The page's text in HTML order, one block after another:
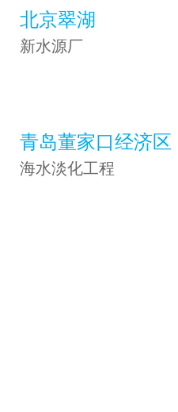
北京翠湖
新水源厂
青岛董家口经济区
海水淡化工程